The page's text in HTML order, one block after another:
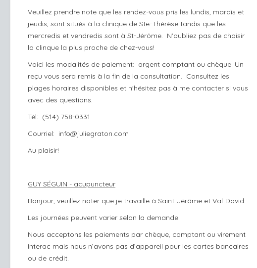
Veuillez prendre note que les rendez-vous pris les lundis, mardis et
jeudis, sont situés à la clinique de Ste-Thérèse tandis que les
mercredis et vendredis sont à St-Jérôme. N'oubliez pas de choisir
la clinque la plus proche de chez-vous!
Voici les modalités de paiement: argent comptant ou chèque. Un
reçu vous sera remis à la fin de la consultation. Consultez les
plages horaires disponibles et n'hésitez pas à me contacter si vous
avec des questions.
Tél: (514) 758-0331
Courriel: info@juliegraton.com
Au plaisir!
GUY SÉGUIN - acupuncteur
Bonjour, veuillez noter que je travaille à Saint-Jérôme et Val-David.
Les journées peuvent varier selon la demande.
Nous acceptons les paiements par chèque, comptant ou virement
Interac mais nous n’avons pas d’appareil pour les cartes bancaires
ou de crédit.